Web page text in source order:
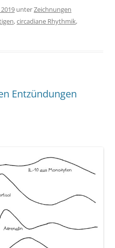
unterZeichnungen
,circadiane Rhythmik,
Entzündungen